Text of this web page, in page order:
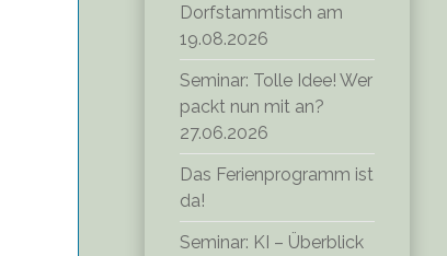
Dorfstammtisch am
19.08.2026
Seminar: Tolle Idee! Wer
packt nun mit an?
27.06.2026
Das Ferienprogramm ist
da!
Seminar: KI – Überblick